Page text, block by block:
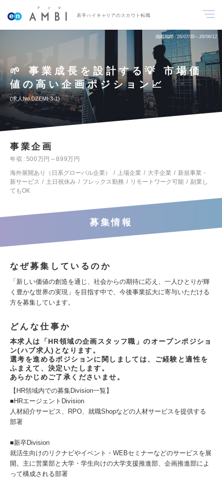
若手ハイキャリアのスカウト転職
掲載期間 26/07/30～26/08/12
🌱 事業成長を設計する💡 市場価
値の高い企画ポジション📈
求人No.DZEMI-3-1
事業企画
年収
500万円～899万円
海外展開あり（日系グローバル企業）
上場企業 大手企業
新規事業・
新サービス
土日祝休み フレックス勤務 リモートワーク可能
副業し
てもOK
募集情報
なぜ募集しているのか
「新しい価値の創造を通じ、社会からの期待に応え、一人ひとりが輝
く豊かな世界の実現」を目指す中で、今後事業拡大に寄与いただける
方を募集しています。
どんな仕事か
本求人は「HR領域の企画スタッフ職」のオープンポジショ
ン(ハブ求人)となります。
選考を進めるポジションに関しましては、ご経験と適性を
ふまえて、決定いたします。
あらかじめご了承くださいませ。
【HR領域内での募集Division一覧】
■HRエージェントDivision
人材紹介サービス、RPO、就職Shopなどの人材サービスを提供する
部署
■新卒Division
就活生向けのリクナビやイベント・WEBセミナーなどのサービスを展
開。主に営業部と大学・学生向けの大学支援推進部、企画推進部によ
って構成される部署